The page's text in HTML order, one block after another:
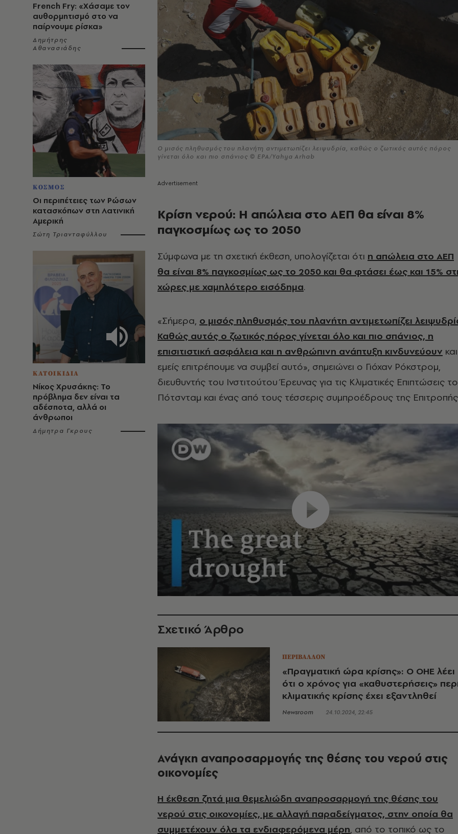
French Fry: «Χάσαμε τον
αυθορμητισμό στο να
παίρνουμε ρίσκα»
Δημήτρης
Αθανασιάδης
ΚΟΣΜΟΣ
Οι περιπέτειες των Ρώσων
κατασκόπων στη Λατινική
Αμερική
Σώτη Τριανταφύλλου
ΚΑΤΟΙΚΙΔΙΑ
Νίκος Χρυσάκης: Το
πρόβλημα δεν είναι τα
αδέσποτα, αλλά οι
άνθρωποι
Δήμητρα Γκρους
O μισός πληθυσμός του πλανήτη αντιμετωπίζει λειψυδρία, καθώς ο ζωτικός αυτός πόρος
γίνεται όλο και πιο σπάνιος © EPA/Yahya Arhab
Κρίση νερού: Η απώλεια στο ΑΕΠ θα είναι 8%
παγκοσμίως ως το 2050
Σύμφωνα με τη σχετική έκθεση, υπολογίζεται ότι η απώλεια στο ΑΕΠ
θα είναι 8% παγκοσμίως ως το 2050 και θα φτάσει έως και 15%
χώρες με χαμηλότερο εισόδημα.
«Σήμερα, ο μισός πληθυσμός του πλανήτη αντιμετωπίζει
Καθώς αυτός ο ζωτικός πόρος γίνεται όλο και πιο σπάνιος, η
επισιτιστική ασφάλεια και η ανθρώπινη ανάπτυξη κινδυνεύουν και
εμείς επιτρέπουμε να συμβεί αυτό», σημειώνει ο Γιόχαν Ρόκστρομ,
διευθυντής του Ινστιτούτου Έρευνας για τις Κλιματικές Επιπτώσεις
Πότσνταμ και ένας από τους τέσσερις συμπροέδρους της
Σχετικό Άρθρο
ΠΕΡΙΒΑΛΛΟΝ
«Πραγματική ώρα κρίσης»: Ο ΟΗΕ λέει
ότι ο χρόνος για «καθυστερήσεις»
κλιματικής κρίσης έχει εξαντληθεί
Newsroom 24.10.2024, 22:45
Ανάγκη αναπροσαρμογής της θέσης του νερού στις
οικονομίες
Η έκθεση ζητά μια θεμελιώδη αναπροσαρμογή της θέσης του
νερού στις οικονομίες, με αλλαγή παραδείγματος, στην οποία θα
συμμετέχουν όλα τα ενδιαφερόμενα μέρη, από το τοπικό ως το